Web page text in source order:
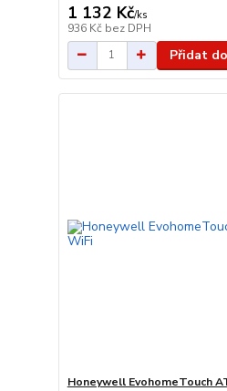
1 132 Kč/ks
936 Kč bez DPH
Přidat
Honeywell EvohomeTouch